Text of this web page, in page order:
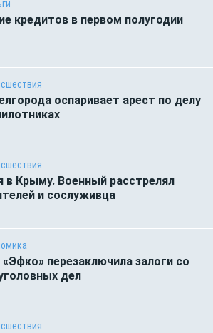
кредитов в первом полугодии
оспаривает арест по делу
в Крыму. Военный расстрелял
и сослуживца
перезаключила залоги со
дел